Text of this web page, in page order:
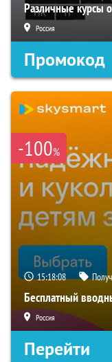
Различные курсы
Россия
Промокод
-100%
15:18:07
Бесплатный
Россия
Перейти